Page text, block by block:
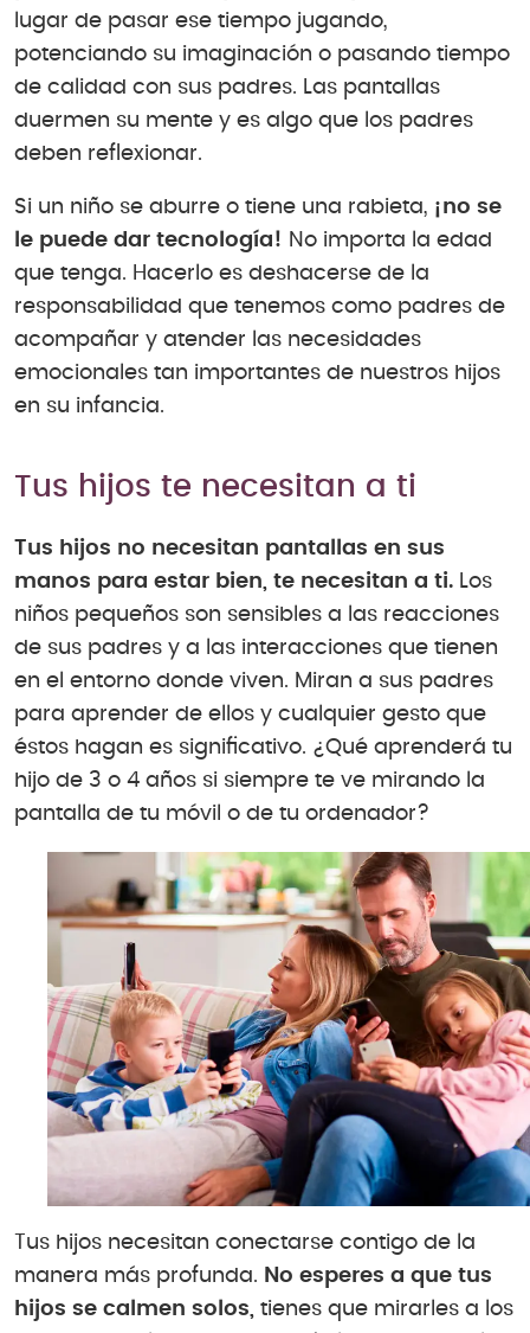
lugar de pasar ese tiempo jugando,
potenciando su imaginación o pasando tiempo
de calidad con sus padres. Las pantallas
duermen su mente y es algo que los padres
deben reflexionar.
Si un niño se aburre o tiene una rabieta, ¡no se
le puede dar tecnología! No importa la edad
que tenga. Hacerlo es deshacerse de la
responsabilidad que tenemos como padres de
acompañar y atender las necesidades
emocionales tan importantes de nuestros hijos
en su infancia.
Tus hijos te necesitan a ti
Tus hijos no necesitan pantallas en sus
manos para estar bien, te necesitan a ti. Los
niños pequeños son sensibles a las reacciones
de sus padres y a las interacciones que tienen
en el entorno donde viven. Miran a sus padres
para aprender de ellos y cualquier gesto que
éstos hagan es significativo. ¿Qué aprenderá tu
hijo de 3 o 4 años si siempre te ve mirando la
pantalla de tu móvil o de tu ordenador?
Tus hijos necesitan conectarse contigo de la
manera más profunda. No esperes a que tus
hijos se calmen solos, tienes que mirarles a los